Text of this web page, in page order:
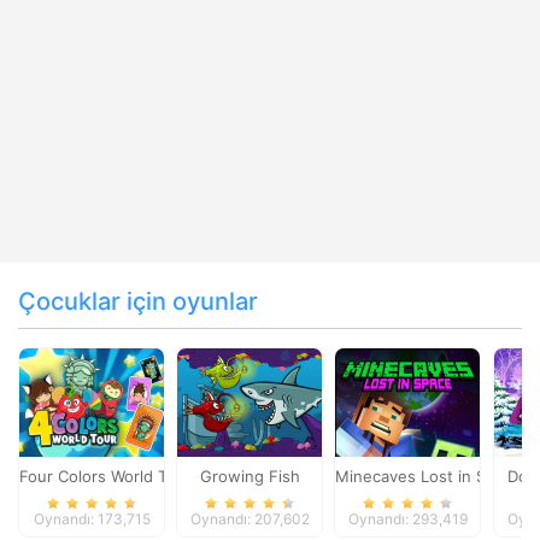
Çocuklar için oyunlar
Four Colors World Tour
Oynandı: 173,715
Growing Fish
Oynandı: 207,602
Minecaves Lost in Space
Oynandı: 293,419